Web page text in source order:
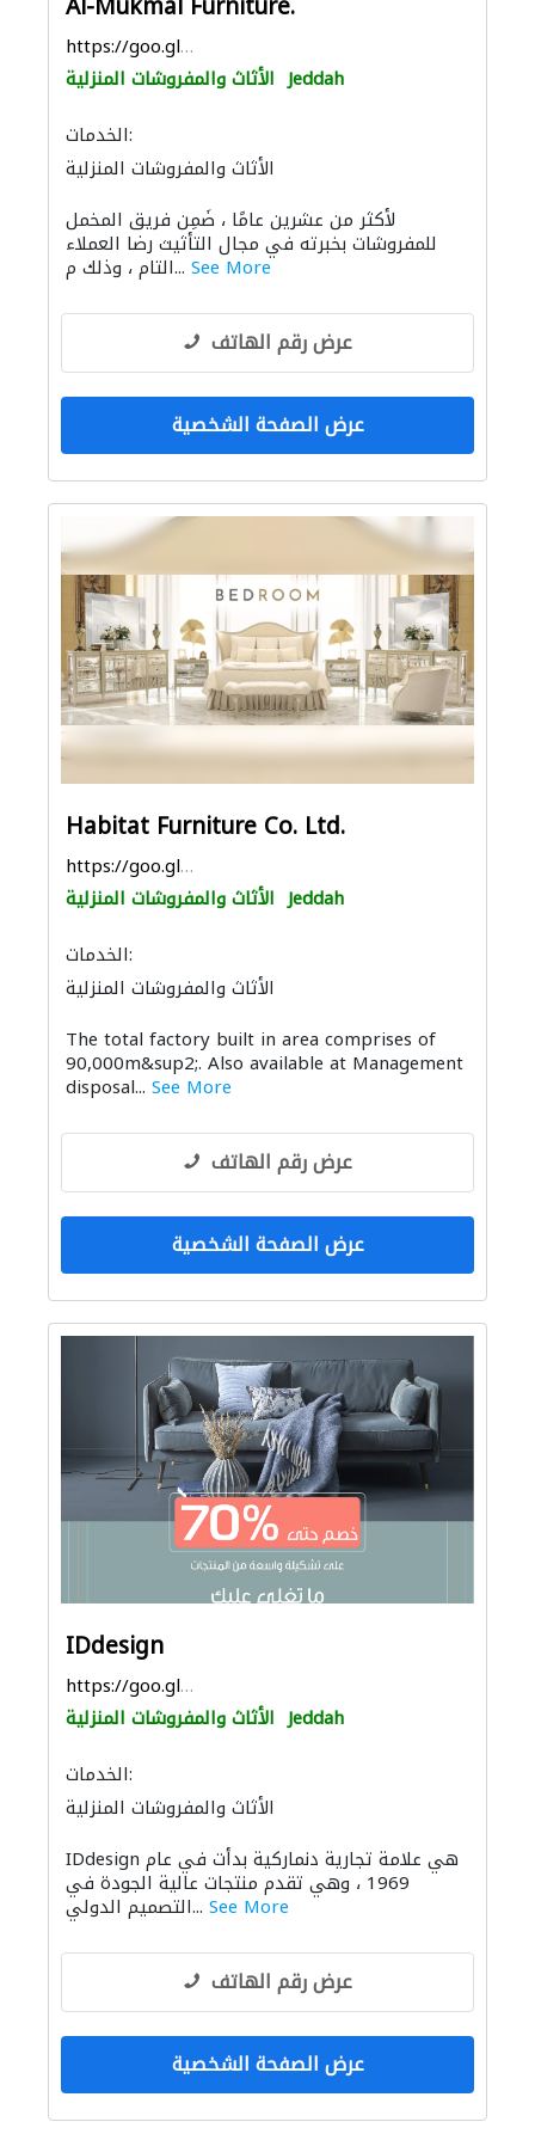
https://goo.gl/maps/6RRaVYuUr9xeCUgTA
الأثاث والمفروشات المنزلية Jeddah
الخدمات:
الأثاث والمفروشات المنزلية
لأكثر من عشرين عامًا ، ضَمِن فريق المخمل
للمفروشات بخبرته في مجال التأثيث رضا العملاء
التام ، وذلك م... See More
عرض رقم الهاتف
عرض الصفحة الشخصية
Habitat Furniture Co. Ltd.
https://goo.gl/maps/FsSrSn18T2GasEj48
الأثاث والمفروشات المنزلية Jeddah
الخدمات:
الأثاث والمفروشات المنزلية
The total factory built in area comprises of
90,000m&sup2;. Also available at Management
disposal... See More
عرض رقم الهاتف
عرض الصفحة الشخصية
IDdesign
https://goo.gl/maps/EH59ZvMbrcAnxaC46
الأثاث والمفروشات المنزلية Jeddah
الخدمات:
الأثاث والمفروشات المنزلية
IDdesign هي علامة تجارية دنماركية بدأت في عام
1969 ، وهي تقدم منتجات عالية الجودة في
التصميم الدولي... See More
عرض رقم الهاتف
عرض الصفحة الشخصية